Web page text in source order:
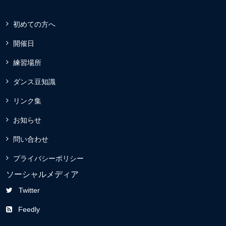
初めての方へ
開催日
練習場所
ダンス豆知識
リンク集
お知らせ
問い合わせ
プライバシーポリシー
ソーシャルメディア
Twitter
Feedly